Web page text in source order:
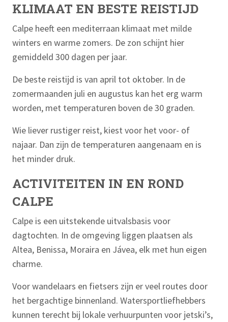
KLIMAAT EN BESTE REISTIJD
Calpe heeft een mediterraan klimaat met milde
winters en warme zomers. De zon schijnt hier
gemiddeld 300 dagen per jaar.
De beste reistijd is van april tot oktober. In de
zomermaanden juli en augustus kan het erg warm
worden, met temperaturen boven de 30 graden.
Wie liever rustiger reist, kiest voor het voor- of
najaar. Dan zijn de temperaturen aangenaam en is
het minder druk.
ACTIVITEITEN IN EN ROND
CALPE
Calpe is een uitstekende uitvalsbasis voor
dagtochten. In de omgeving liggen plaatsen als
Altea, Benissa, Moraira en Jávea, elk met hun eigen
charme.
Voor wandelaars en fietsers zijn er veel routes door
het bergachtige binnenland. Watersportliefhebbers
kunnen terecht bij lokale verhuurpunten voor jetski’s,